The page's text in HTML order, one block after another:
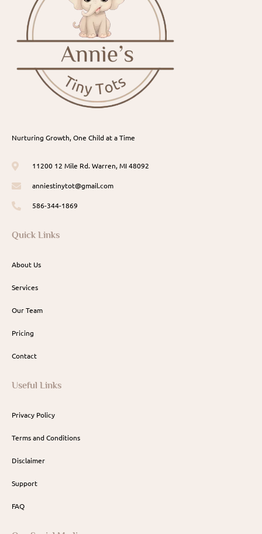
Nurturing Growth, One Child at a Time
11200 12 Mile Rd. Warren, MI 48092
anniestinytot@gmail.com
586-344-1869
Quick Links
About Us
Services
Our Team
Pricing
Contact
Useful Links
Privacy Policy
Terms and Conditions
Disclaimer
Support
FAQ